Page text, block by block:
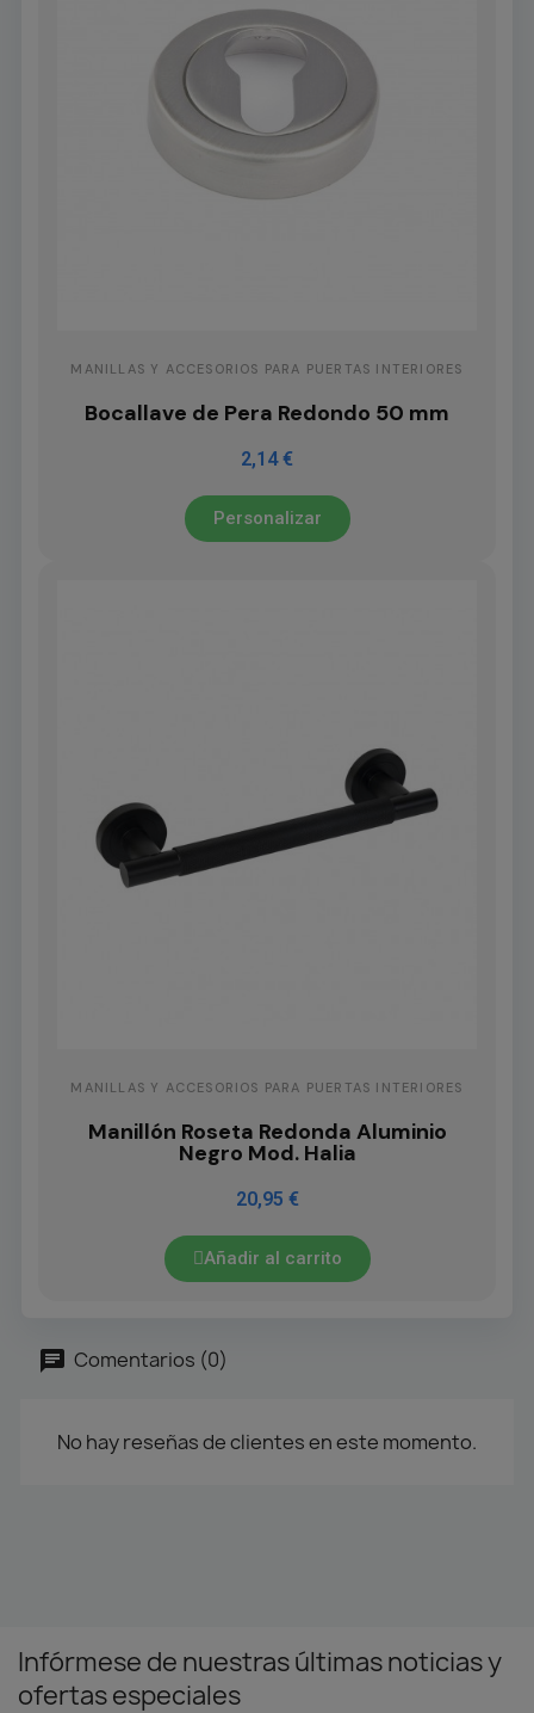
MANILLAS Y ACCESORIOS PARA PUERTAS INTERIORES
Bocallave de Pera Redondo 50 mm
2,14 €
Personalizar
MANILLAS Y ACCESORIOS PARA PUERTAS INTERIORES
Manillón Roseta Redonda Aluminio
Negro Mod. Halia
20,95 €
Añadir al carrito
Comentarios (0)
No hay reseñas de clientes en este momento.
Infórmese de nuestras últimas noticias y
ofertas especiales